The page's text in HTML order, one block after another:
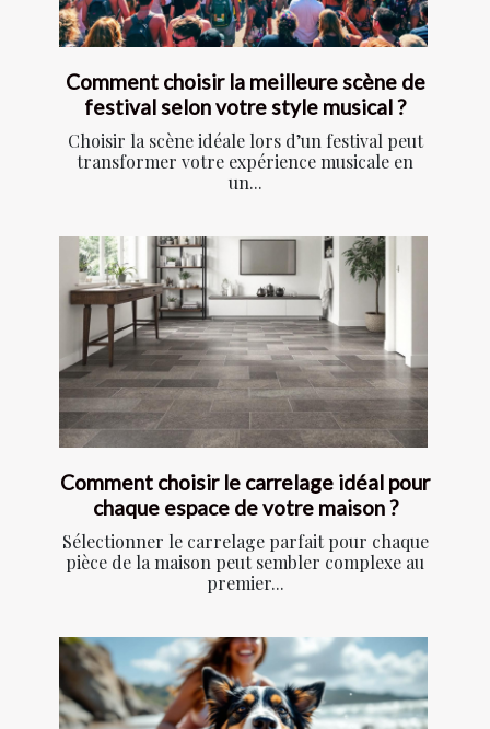
Comment choisir la meilleure scène de
festival selon votre style musical ?
Choisir la scène idéale lors d’un festival peut
transformer votre expérience musicale en
un...
Comment choisir le carrelage idéal pour
chaque espace de votre maison ?
Sélectionner le carrelage parfait pour chaque
pièce de la maison peut sembler complexe au
premier...